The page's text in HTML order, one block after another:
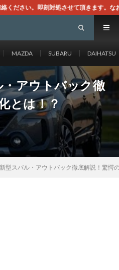
頂きます。なお、同サイトはGoogleア
MAZDA SUBARU DAIHATSU
アウトバック徹
とは！？
型スバル・アウトバック徹底解説！驚愕